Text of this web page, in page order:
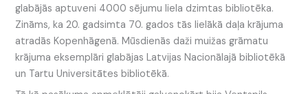
glabājās aptuveni 4000 sējumu liela dzimtas bibliotēka.
Zināms, ka 20. gadsimta 70. gados tās lielākā daļa krājuma
atradās Kopenhāgenā. Mūsdienās daži muižas grāmatu
krājuma eksemplāri glabājas Latvijas Nacionālajā bibliotēkā
un Tartu Universitātes bibliotēkā.